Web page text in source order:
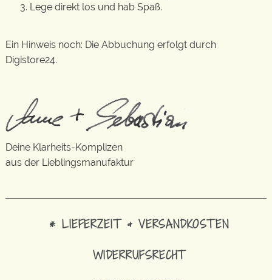
Lege direkt los und hab Spaß.
Ein Hinweis noch: Die Abbuchung erfolgt durch
Digistore24.
Deine Klarheits-Komplizen
aus der Lieblingsmanufaktur
* LIEFERZEIT & VERSANDKOSTEN
WIDERRUFSRECHT